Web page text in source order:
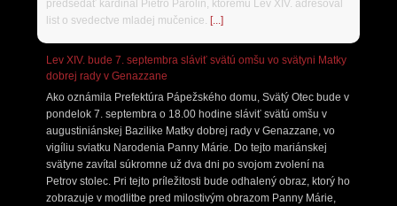
predsedať kardinál Pietro Parolin, ktorému Lev XIV. adresoval
list o svedectve mladej mučenice. [...]
Lev XIV. bude 7. septembra sláviť svätú omšu vo svätyni Matky
dobrej rady v Genazzane
Ako oznámila Prefektúra Pápežského domu, Svätý Otec bude v
pondelok 7. septembra o 18.00 hodine sláviť svätú omšu v
augustiniánskej Bazilike Matky dobrej rady v Genazzane, vo
vigíliu sviatku Narodenia Panny Márie. Do tejto mariánskej
svätyne zavítal súkromne už dva dni po svojom zvolení na
Petrov stolec. Pri tejto príležitosti bude odhalený obraz, ktorý ho
zobrazuje v modlitbe pred milostivým obrazom Panny Márie,